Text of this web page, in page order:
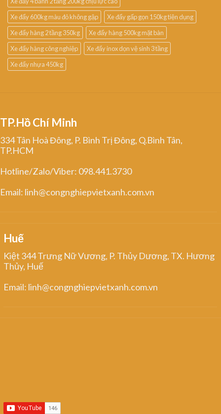
Xe đẩy 600kg màu đỏ không gập
Xe đẩy gấp gọn 150kg tiện dụng
Xe đẩy hàng 2 tầng 350kg
Xe đẩy hàng 500kg mặt bàn
Xe đẩy hàng công nghiệp
Xe đẩy inox dọn vệ sinh 3 tầng
Xe đẩy nhựa 450kg
TP.Hồ Chí Minh
334 Tân Hoà Đông, P. Bình Trị Đông, Q.Bình Tân,
TP.HCM
Hotline/Zalo/Viber: 098.441.3730
Email: linh@congnghiepvietxanh.com.vn
Huế
Kiệt 344 Trưng Nữ Vương, P. Thủy Dương, TX. Hương
Thủy, Huế
Email: linh@congnghiepvietxanh.com.vn